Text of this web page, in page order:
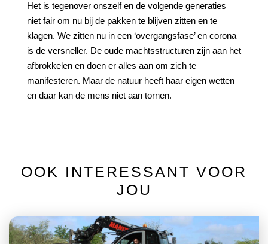
Het is tegenover onszelf en de volgende generaties
niet fair om nu bij de pakken te blijven zitten en te
klagen. We zitten nu in een ‘overgangsfase’ en corona
is de versneller. De oude machtsstructuren zijn aan het
afbrokkelen en doen er alles aan om zich te
manifesteren. Maar de natuur heeft haar eigen wetten
en daar kan de mens niet aan tornen.
OOK INTERESSANT VOOR
JOU